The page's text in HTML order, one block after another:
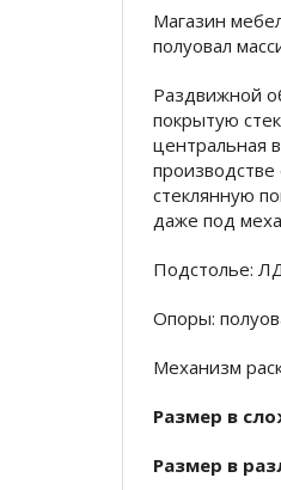
Магазин
полуовал
Раздвижной
покрытую
центральная
стеклянную
даже под
Подстолье:
Опоры:
Механизм
Размер в
Размер в